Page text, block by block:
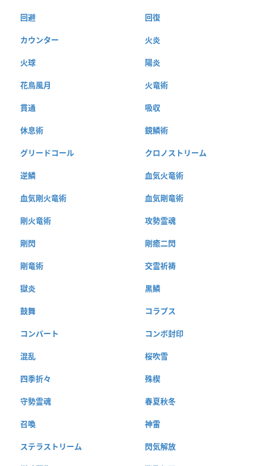
回避 回復
カウンター 火炎
火球 陽炎
花鳥風月 火竜術
貫通 吸収
休息術 鏡鱗術
グリードコール クロノストリーム
逆鱗 血気火竜術
血気剛火竜術 血気剛竜術
剛火竜術 攻勢霊魂
剛閃 剛癒二閃
剛竜術 交霊祈祷
獄炎 黒鱗
鼓舞 コラプス
コンバート コンボ封印
混乱 桜吹雪
四季折々 殊楔
守勢霊魂 春夏秋冬
召喚 神雷
ステラストリーム 閃気解放